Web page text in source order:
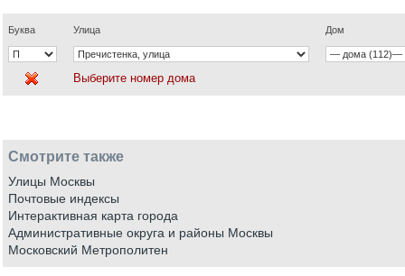
Буква Улица Дом
Выберите номер дома
Смотрите также
Улицы Москвы
Почтовые индексы
Интерактивная карта города
Административные округа и районы Москвы
Московский Метрополитен